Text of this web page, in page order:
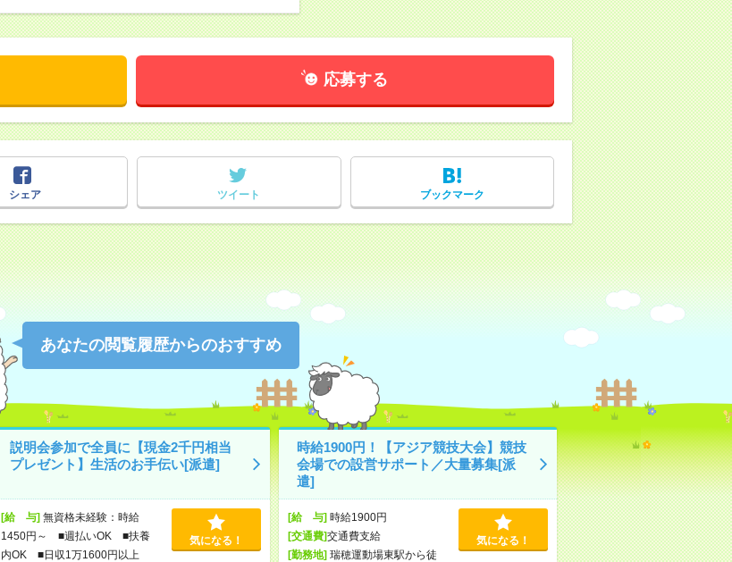
応募する
シェア
ツイート ブックマーク
あなたの閲覧履歴からのおすすめ
説明会参加で全員に【現金2千円相当
プレゼント】生活のお手伝い[派遣]
[給 与]無資格未経験：時給
1450円～ ■週払いOK ■扶養
内OK ■日収1万1600円以上
気になる！
時給1900円！【アジア競技大会】競技
会場での設営サポート／大量募集[派
遣]
[給 与]時給1900円
[交通費]交通費支給
[勤務地]瑞穂運動場東駅から徒
気になる！